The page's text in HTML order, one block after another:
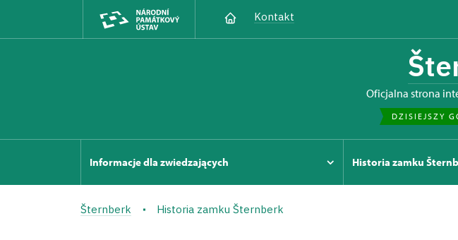
Kontakt
Oficjalna strona
DZISIEJSZY
Informacje dla zwiedzających Historia zamku
Šternberk Historia zamku Šternberk